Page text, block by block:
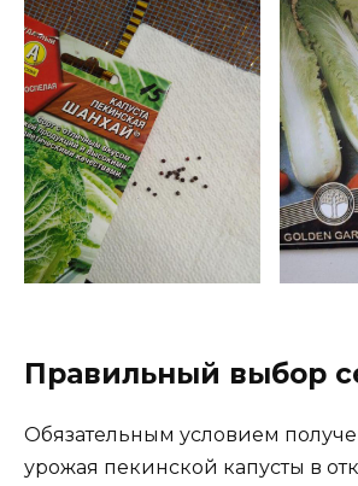
Правильный выбор
Обязательным условием
урожая пекинской капусты в